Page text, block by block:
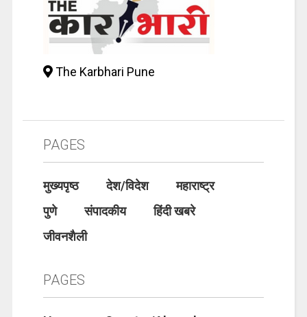
The Karbhari Pune
PAGES
मुख्यपृष्ठ देश/विदेश
महाराष्ट्र
पुणे
संपादकीय
हिंदी खबरे
जीवनशैली
PAGES